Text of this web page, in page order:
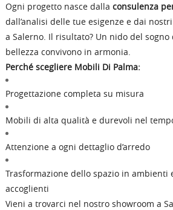
Ogni progetto nasce dalla consulenza
dall’analisi delle tue esigenze e dai
a Salerno. Il risultato? Un nido del
bellezza convivono in armonia.
Perché scegliere Mobili Di Palma:
Progettazione completa su misura
Mobili di alta qualità e durevoli nel
Attenzione a ogni dettaglio d’arredo
Trasformazione dello spazio in ambienti
accoglienti
Vieni a trovarci nel nostro showroom a